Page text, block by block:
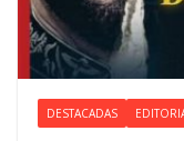
DESTACADAS